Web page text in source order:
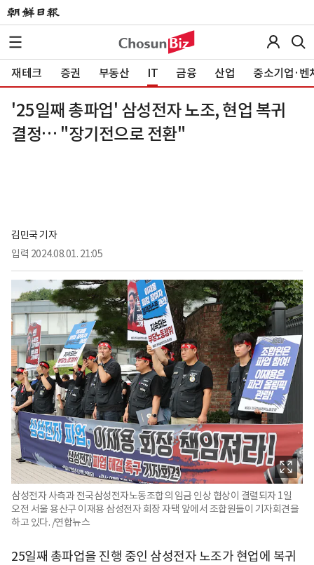
재테크 증권 부동산 IT 금융 산업 중소기업·벤
'25일째 총파업' 삼성전자 노조, 현업 복귀
결정… "장기전으로 전환"
김민국 기자
입력 2024.08.01. 21:05
삼성전자 사측과 전국삼성전자노동조합의 임금 인상 협상이 결렬되자 1일
오전 서울 용산구 이재용 삼성전자 회장 자택 앞에서 조합원들이 기자회견을
하고 있다. /연합뉴스
25일째 총파업을 진행 중인 삼성전자 노조가 현업에 복귀